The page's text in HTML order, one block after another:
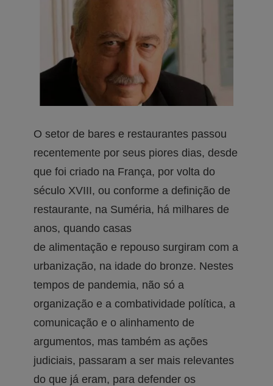
O setor de bares e restaurantes passou
recentemente por seus piores dias, desde
que foi criado na França, por volta do
século XVIII, ou conforme a definição de
restaurante, na Suméria, há milhares de
anos, quando casas
de alimentação e repouso surgiram com a
urbanização, na idade do bronze. Nestes
tempos de pandemia, não só a
organização e a combatividade política, a
comunicação e o alinhamento de
argumentos, mas também as ações
judiciais, passaram a ser mais relevantes
do que já eram, para defender os